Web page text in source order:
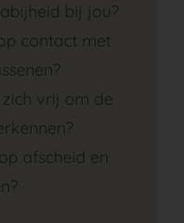
bij jou?
contact met
vrij om de
afscheid en